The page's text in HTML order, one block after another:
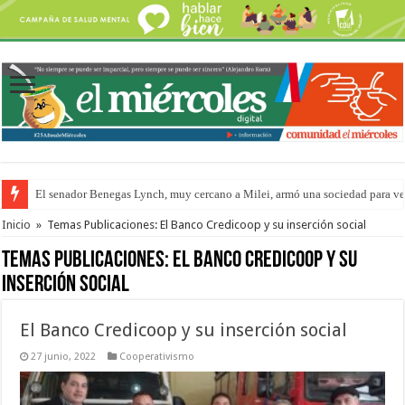
El senador Benegas Lynch, muy cercano a Milei, armó una sociedad para
El gobierno baja el capítulo de extranjerización de tierras
Inicio » Temas Publicaciones: El Banco Credicoop y su inserción social
Temas Publicaciones: El Banco Credicoop y su
inserción social
El Banco Credicoop y su inserción social
27 junio, 2022 Cooperativismo